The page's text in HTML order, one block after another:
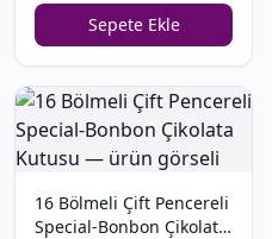
Sepete Ekle
16 Bölmeli Çift Pencereli
Special-Bonbon Çikolata